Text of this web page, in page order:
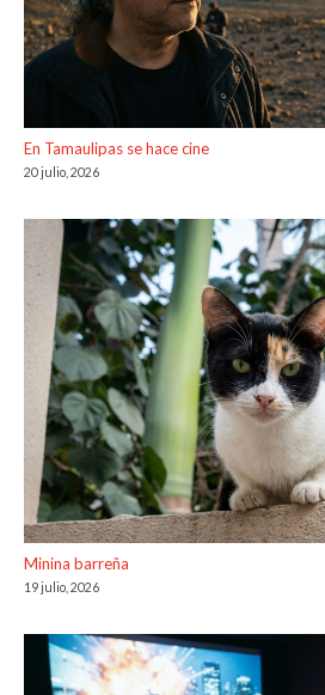
En Tamaulipas se hace cine
20 julio, 2026
Minina barreña
19 julio, 2026